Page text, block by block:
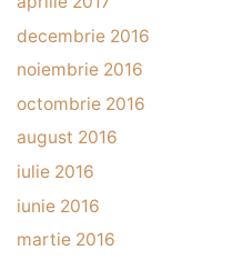
decembrie 2016
noiembrie 2016
octombrie 2016
august 2016
iulie 2016
iunie 2016
martie 2016